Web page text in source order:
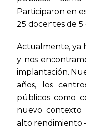
Participaron en
25 docentes de 5
Actualmente, ya
y nos
implantación.
años, los
públicos como
nuevo contexto
alto rendimiento